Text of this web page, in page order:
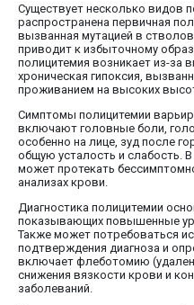
Существует несколько видов
распространена первичная
вызванная мутацией в
приводит к избыточному
полицитемия возникает из-за
хроническая гипоксия,
проживанием на высоких
Симптомы полицитемии
включают головные боли,
особенно на лице, зуд после
общую усталость и слабость.
может протекать
анализах крови.
Диагностика полицитемии
показывающих повышенные
Также может потребоваться
подтверждения диагноза и
включает флеботомию
снижения вязкости крови и
заболеваний.